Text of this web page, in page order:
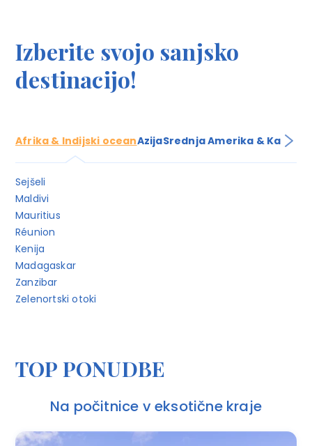
Izberite svojo sanjsko
destinacijo!
Afrika & Indijski oceanAzijaSrednja Amerika & Karibi
Sejšeli
Maldivi
Mauritius
Réunion
Kenija
Madagaskar
Zanzibar
Zelenortski otoki
TOP PONUDBE
Na počitnice v eksotične kraje